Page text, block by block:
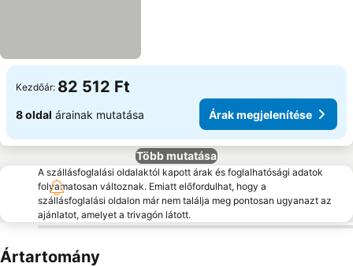
Kezdőár: 82 512 Ft
8 oldal árainak mutatása Árak megjelenítése
Több mutatása
A szállásfoglalási oldalaktól kapott árak és foglalhatósági adatok
folyamatosan változnak. Emiatt előfordulhat, hogy a
szállásfoglalási oldalon már nem találja meg pontosan ugyanazt az
ajánlatot, amelyet a trivagón látott.
Ártartomány